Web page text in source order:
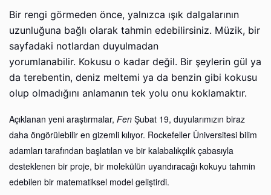
Bir rengi görmeden önce, yalnızca ışık dalgalarının
uzunluğuna bağlı olarak tahmin edebilirsiniz. Müzik, bir
sayfadaki notlardan duyulmadan
yorumlanabilir. Kokusu o kadar değil. Bir şeylerin gül ya
da terebentin, deniz meltemi ya da benzin gibi kokusu
olup olmadığını anlamanın tek yolu onu koklamaktır.
Açıklanan yeni araştırmalar, Fen Şubat 19, duyularımızın biraz
daha öngörülebilir en gizemli kılıyor. Rockefeller Üniversitesi bilim
adamları tarafından başlatılan ve bir kalabalıkçılık çabasıyla
desteklenen bir proje, bir molekülün uyandıracağı kokuyu tahmin
edebilen bir matematiksel model geliştirdi.